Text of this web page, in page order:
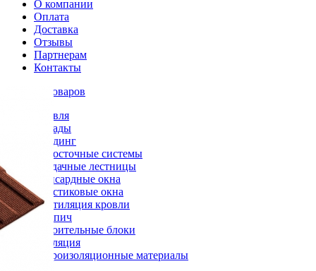
О компании
Оплата
Доставка
Отзывы
Партнерам
Контакты
Каталог товаров
Кровля
Фасады
Сайдинг
Водосточные системы
Чердачные лестницы
Мансардные окна
Пластиковые окна
Вентиляция кровли
Кирпич
Строительные блоки
Изоляция
Гидроизоляционные материалы